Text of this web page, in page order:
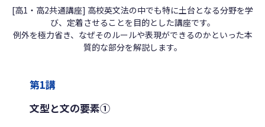
よくあるご質問
[高1・高2共通講座] 高校英文法の中でも特に土台となる分野を学
び、定着させることを目的とした講座です。
例外を極力省き、なぜそのルールや表現ができるのかといった本
質的な部分を解説します。
第1講
文型と文の要素①